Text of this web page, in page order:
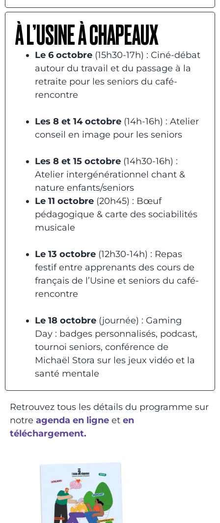
À L’USINE À CHAPEAUX
Le 6 octobre (15h30-17h) : Ciné-débat
autour du travail et du passage à la
retraite pour les seniors du café-
rencontre
Les 8 et 14 octobre (14h-16h) : Atelier
conseil en image pour les seniors
Les 8 et 15 octobre (14h30-16h) :
Atelier intergénérationnel chant &
nature enfants/seniors
Le 11 octobre (20h45) : Bœuf
pédagogique & carte des sociabilités
musicale
Le 13 octobre (12h30-14h) : Repas
festif entre apprenants des cours de
français de l’Usine et seniors du café-
rencontre
Le 18 octobre (journée) : Gaming
Day : badges personnalisés, podcast,
tournoi seniors, conférence de
Michaël Stora sur les jeux vidéo et la
santé mentale
Retrouvez tous les détails du programme sur
notre agenda en ligne et en
téléchargement.